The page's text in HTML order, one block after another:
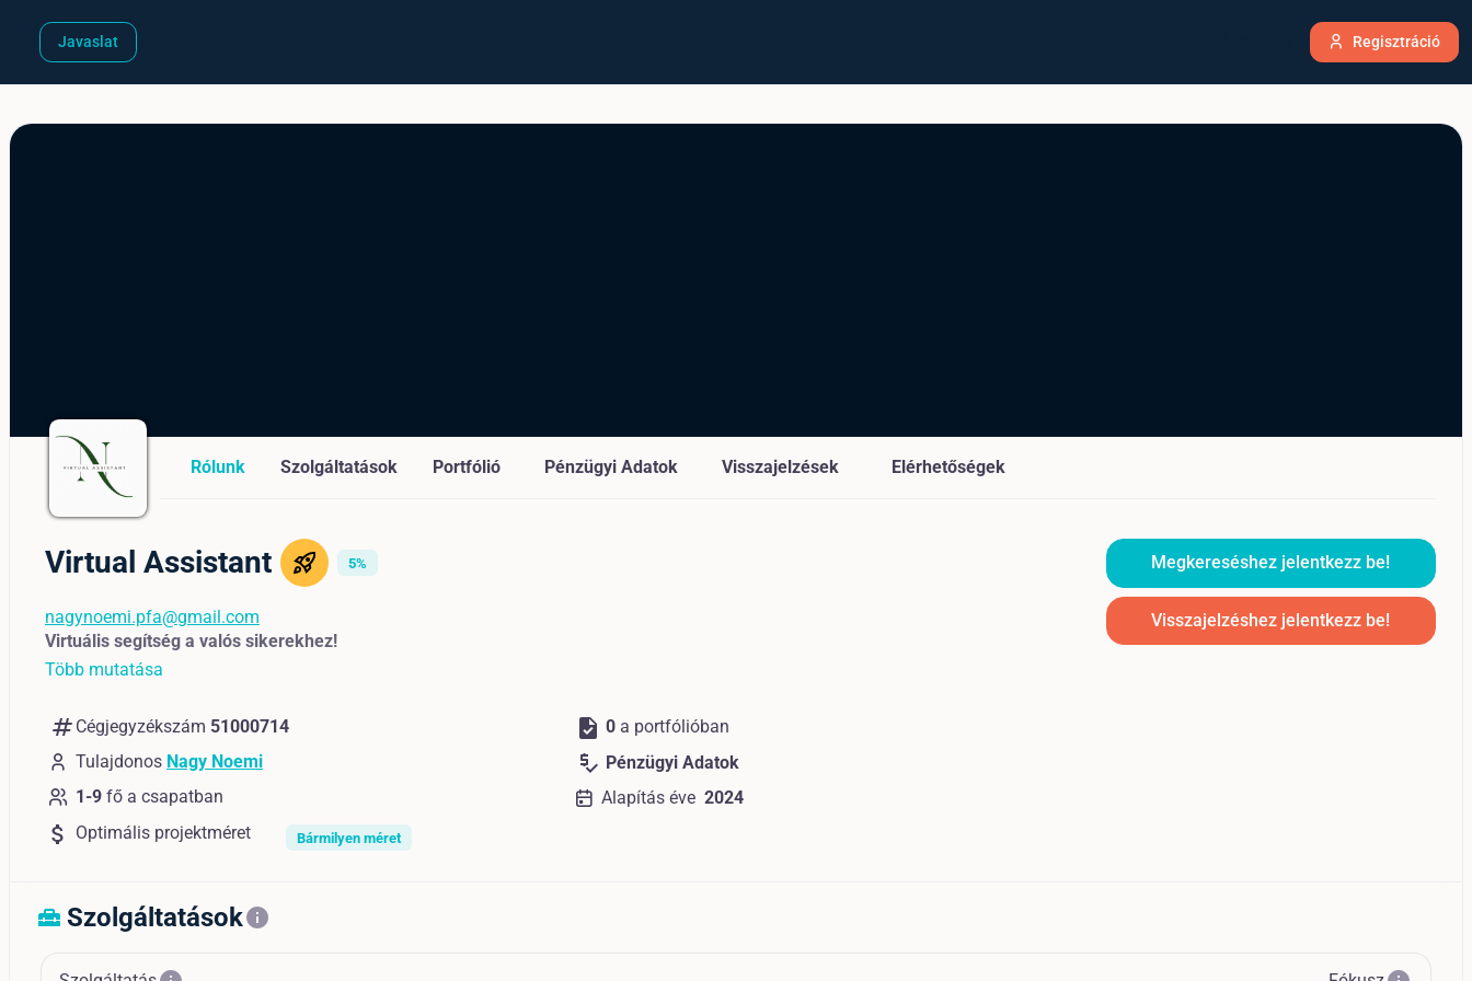
Regisztráció
Javaslat
Rólunk Szolgáltatások Portfólió Pénzügyi Adatok Visszajelzések Elérhetőségek
Virtual Assistant 5%
nagynoemi.pfa@gmail.com
Virtuális segítség a valós sikerekhez!
Több mutatása
numbers Cégjegyzékszám 51000714
Tulajdonos Nagy Noemi
1-9 fő a csapatban
task 0 a portfólióban
price_check Pénzügyi Adatok
Alapítás éve 2024
attach_money Optimális projektméret Bármilyen méret
Megkereséshez jelentkezz be!
Visszajelzéshez jelentkezz be!
home_repair_service Szolgáltatásokinfo